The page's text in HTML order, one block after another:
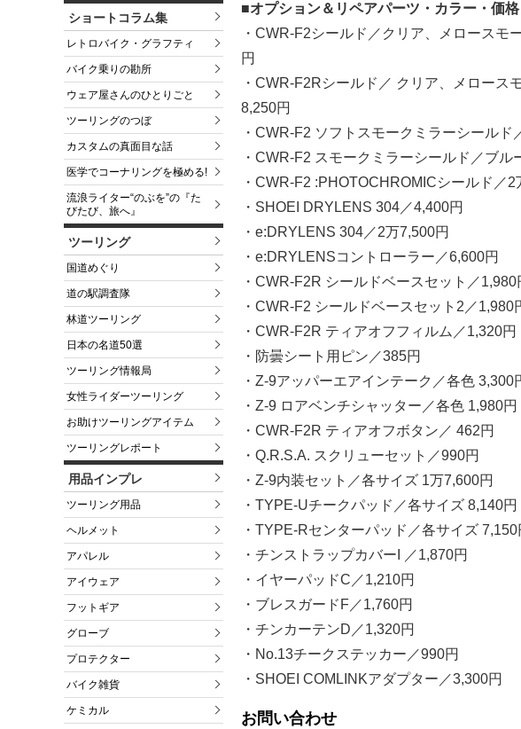
ショートコラム集
レトロバイク・グラフティ
バイク乗りの勘所
ウェア屋さんのひとりごと
ツーリングのつぼ
カスタムの真面目な話
医学でコーナリングを極める!
流浪ライター“のぶを”の『た
びたび、旅へ』
ツーリング
国道めぐり
道の駅調査隊
林道ツーリング
日本の名道50選
ツーリング情報局
女性ライダーツーリング
お助けツーリングアイテム
ツーリングレポート
用品インプレ
ツーリング用品
ヘルメット
アパレル
アイウェア
フットギア
グローブ
プロテクター
バイク雑貨
ケミカル
■オプション＆リペアパーツ・カラー・価格
・CWR-F2シールド／クリア、メロース
円
・CWR-F2Rシールド／ クリア、メロース
8,250円
・CWR-F2 ソフトスモークミラーシールド
・CWR-F2 スモークミラーシールド／ブ
・CWR-F2 :PHOTOCHROMICシールド／2
・SHOEI DRYLENS 304／4,400円
・e:DRYLENS 304／2万7,500円
・e:DRYLENSコントローラー／6,600円
・CWR-F2R シールドベースセット／1,980
・CWR-F2 シールドベースセット2／
・CWR-F2R ティアオフフィルム／1,320円
・防曇シート用ピン／385円
・Z-9アッパーエアインテーク／各色 3,300
・Z-9 ロアベンチシャッター／各色 1,980円
・CWR-F2R ティアオフボタン／ 462円
・Q.R.S.A. スクリューセット／990円
・Z-9内装セット／各サイズ 1万7,600円
・TYPE-Uチークパッド／各サイズ 8,140円
・TYPE-Rセンターパッド／各サイズ 7,150
・チンストラップカバーI ／1,870円
・イヤーパッドC／1,210円
・ブレスガードF／1,760円
・チンカーテンD／1,320円
・No.13チークステッカー／990円
・SHOEI COMLINKアダプター／3,300円
お問い合わせ